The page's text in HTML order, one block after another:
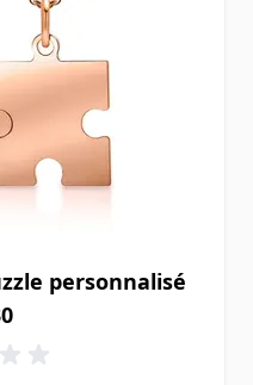
personnalisé